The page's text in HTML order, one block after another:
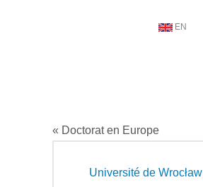
EN
« Doctorat en Europe
Université de Wrocław